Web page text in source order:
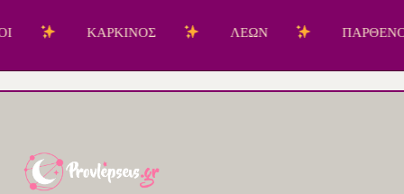
ΚΑΡΚΙΝΟΣ ΛΕΩΝ ΠΑΡΘΕΝΟΣ